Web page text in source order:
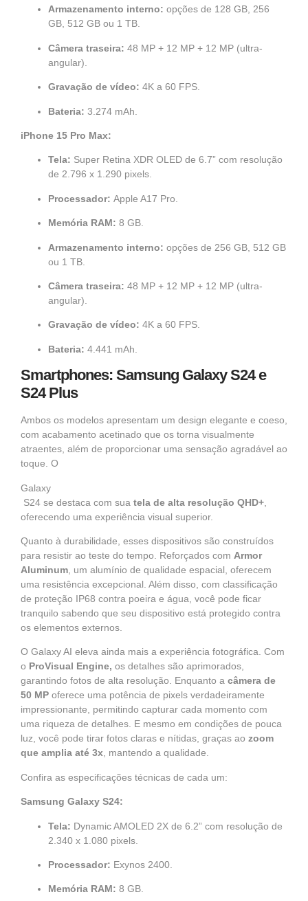
Armazenamento interno: opções de 128 GB, 256
GB, 512 GB ou 1 TB.
Câmera traseira: 48 MP + 12 MP + 12 MP (ultra-
angular).
Gravação de vídeo: 4K a 60 FPS.
Bateria: 3.274 mAh.
iPhone 15 Pro Max:
Tela: Super Retina XDR OLED de 6.7” com resolução
de 2.796 x 1.290 pixels.
Processador: Apple A17 Pro.
Memória RAM: 8 GB.
Armazenamento interno: opções de 256 GB, 512 GB
ou 1 TB.
Câmera traseira: 48 MP + 12 MP + 12 MP (ultra-
angular).
Gravação de vídeo: 4K a 60 FPS.
Bateria: 4.441 mAh.
Smartphones: Samsung Galaxy S24 e
S24 Plus
Ambos os modelos apresentam um design elegante e coeso,
com acabamento acetinado que os torna visualmente
atraentes, além de proporcionar uma sensação agradável ao
toque. O
Galaxy
S24 se destaca com sua tela de alta resolução QHD+
oferecendo uma experiência visual superior.
Quanto à durabilidade, esses dispositivos são construídos
para resistir ao teste do tempo. Reforçados com Armor
Aluminum , um alumínio de qualidade espacial, oferecem
uma resistência excepcional. Além disso, com classificação
de proteção IP68 contra poeira e água, você pode ficar
tranquilo sabendo que seu dispositivo está protegido contra
os elementos externos.
O Galaxy AI eleva ainda mais a experiência fotográfica. Com
o ProVisual Engine, os detalhes são aprimorados,
garantindo fotos de alta resolução. Enquanto a câmera de
50 MP oferece uma potência de pixels verdadeiramente
impressionante, permitindo capturar cada momento com
uma riqueza de detalhes. E mesmo em condições de pouca
luz, você pode tirar fotos claras e nítidas, graças ao zoom
que amplia até 3x, mantendo a qualidade.
Confira as especificações técnicas de cada um:
Samsung Galaxy S24:
Tela: Dynamic AMOLED 2X de 6.2” com resolução de
2.340 x 1.080 pixels.
Processador: Exynos 2400.
Memória RAM: 8 GB.